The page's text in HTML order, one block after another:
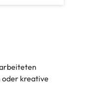
oder kreative